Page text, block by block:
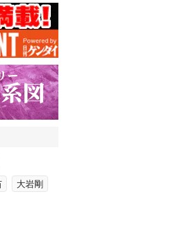
大岩剛